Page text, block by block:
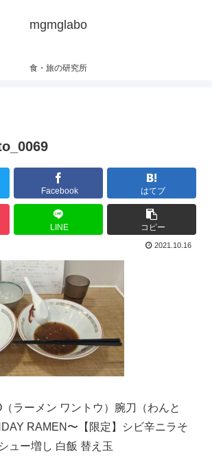
mgmglabo
食・旅の研究所
Facebook はてブ
LINE コピー
2021.10.16
ラーメン ワントウ）腕刀（わんと
RAMEN〜【限定】シビ辛ニラそ
ュー増し 白飯 替え玉